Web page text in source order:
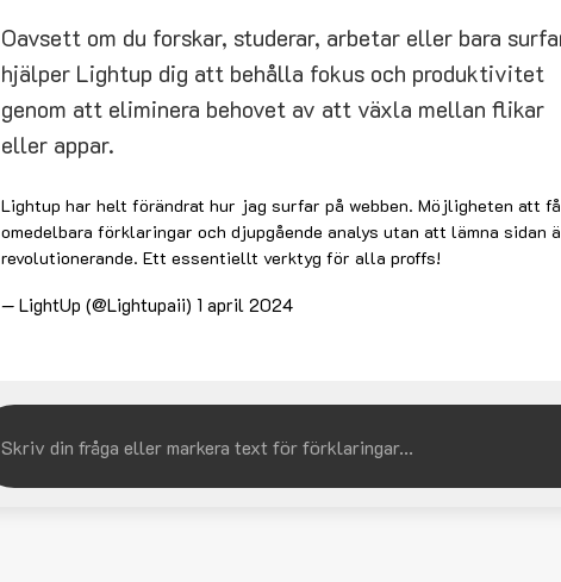
Oavsett om du forskar, studerar, arbetar eller bara
hjälper Lightup dig att behålla fokus och produktivitet
genom att eliminera behovet av att växla mellan flikar
eller appar.
Lightup har helt förändrat hur jag surfar på webben. Möjligheten att få
omedelbara förklaringar och djupgående analys utan att lämna sidan
revolutionerande. Ett essentiellt verktyg för alla proffs!
— LightUp (@Lightupaii) 1 april 2024